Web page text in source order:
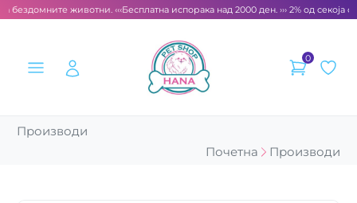
бездомните животни. ‹‹‹ Бесплатна испорака над 2000 ден. ››› 2% од секоја
0
Производи
Почетна
Производи